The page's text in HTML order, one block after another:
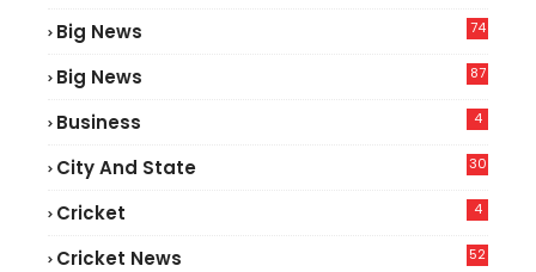
Big News
74
Big News
87
Business 4
City And State 30
Cricket 4
Cricket News
52